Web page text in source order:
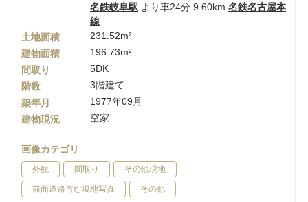
名鉄岐阜駅 より車24分 9.60km 名鉄名古屋本
線
土地面積
231.52m²
建物面積
196.73m²
間取り
5DK
階数
3階建て
築年月
1977年09月
建物現況
空家
画像カテゴリ
外観 間取り その他現地
前面道路含む現地写真 その他